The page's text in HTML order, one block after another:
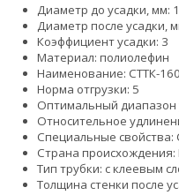
Диаметр до усадки, мм:
Диаметр после усадки,
Коэффициент усадки: 3
Материал: полиолефин
Наименование: СТТК-
Норма отгрузки: 5
Оптимальный диапазон
Относительное
Специальные свойства:
Страна происхождения:
Тип трубки: с клеевым
Толщина стенки после